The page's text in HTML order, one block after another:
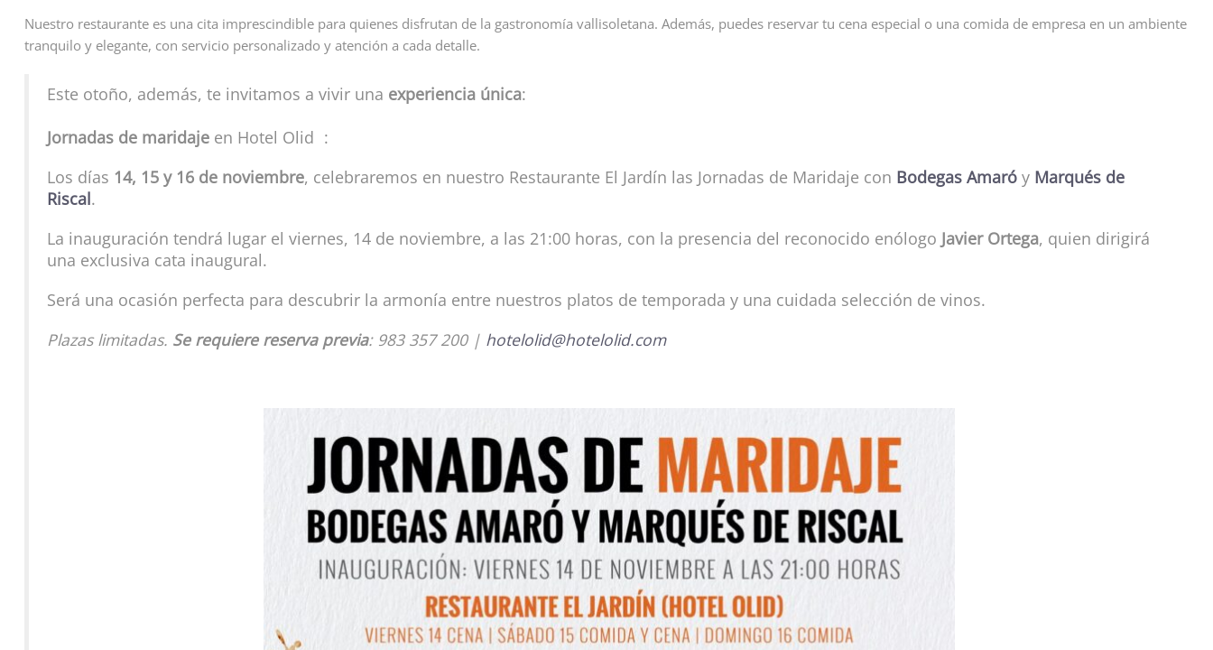
Nuestro restaurante es una cita imprescindible para quienes disfrutan de la gastronomía vallisoletana. Además, puedes reservar tu cena especial o una comida de empresa en un ambiente
tranquilo y elegante, con servicio personalizado y atención a cada detalle.
Este otoño, además, te invitamos a vivir una experiencia única:
Jornadas de maridaje en Hotel Olid :
Los días 14, 15 y 16 de noviembre, celebraremos en nuestro Restaurante El Jardín las Jornadas de Maridaje con Bodegas Amaró y Marqués de
Riscal.
La inauguración tendrá lugar el viernes, 14 de noviembre, a las 21:00 horas, con la presencia del reconocido enólogo Javier Ortega, quien dirigirá
una exclusiva cata inaugural.
Será una ocasión perfecta para descubrir la armonía entre nuestros platos de temporada y una cuidada selección de vinos.
Plazas limitadas. Se requiere reserva previa: 983 357 200 | hotelolid@hotelolid.com